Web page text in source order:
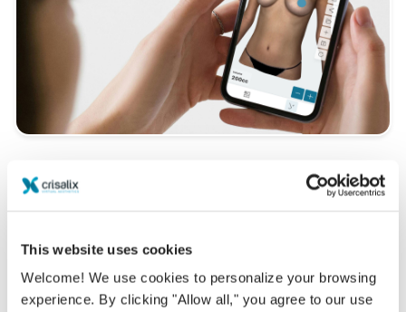
This website uses cookies
Welcome! We use cookies to personalize your browsing
experience. By clicking "Allow all," you agree to our use
Sie möchten wissen, was Ihnen steht?
Prada CastellanosIhr neues Ich möglicherweise
bequem von Zuhause aus über Ihr eigenes Crisalix-
Konto begutachten. So können Sie Freunde und